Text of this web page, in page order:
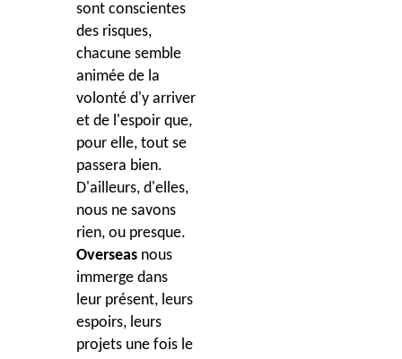
sont conscientes
des risques,
chacune semble
animée de la
volonté d'y arriver
et de l'espoir que,
pour elle, tout se
passera bien.
D'ailleurs, d'elles,
nous ne savons
rien, ou presque.
Overseas nous
immerge dans
leur présent, leurs
espoirs, leurs
projets une fois le